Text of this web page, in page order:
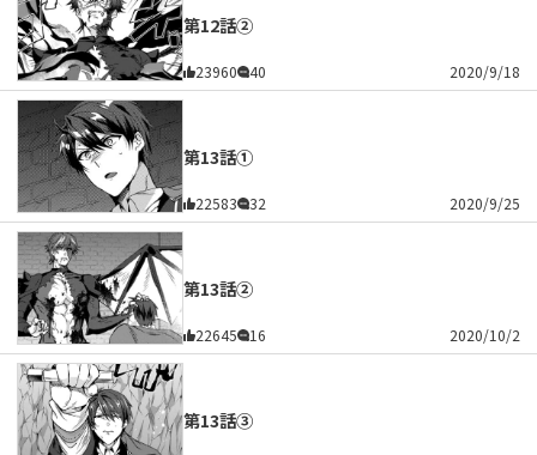
第12話②
23960 40 2020/9/18
第13話①
22583 32 2020/9/25
第13話②
22645 16 2020/10/2
第13話③